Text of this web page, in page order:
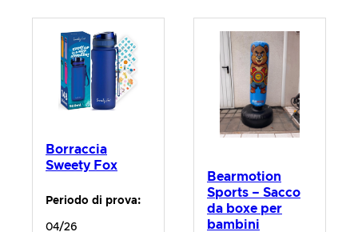
Borraccia
Sweety Fox
Periodo di prova:
04/26
Bearmotion
Sports – Sacco
da boxe per
bambini